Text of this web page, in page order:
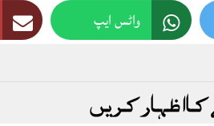
واٹس ایپ
کا اظہار کریں